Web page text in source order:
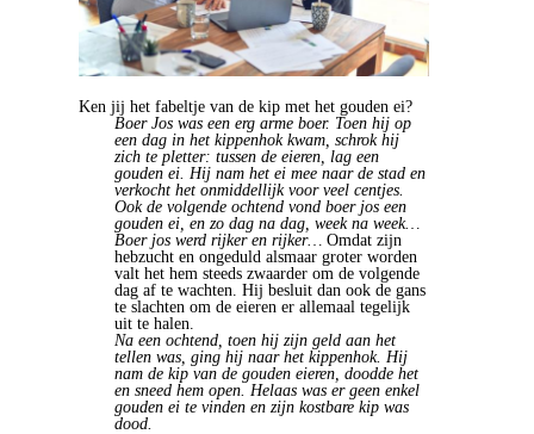
Ken jij het fabeltje van de kip met het gouden ei?
Boer Jos was een erg arme boer. Toen hij op
een dag in het kippenhok kwam, schrok hij
zich te pletter: tussen de eieren, lag een
gouden ei. Hij nam het ei mee naar de stad en
verkocht het onmiddellijk voor veel centjes.
Ook de volgende ochtend vond boer jos een
gouden ei, en zo dag na dag, week na week…
Boer jos werd rijker en rijker… Omdat zijn
hebzucht en ongeduld alsmaar groter worden
valt het hem steeds zwaarder om de volgende
dag af te wachten. Hij besluit dan ook de gans
te slachten om de eieren er allemaal tegelijk
uit te halen.
Na een ochtend, toen hij zijn geld aan het
tellen was, ging hij naar het kippenhok. Hij
nam de kip van de gouden eieren, doodde het
en sneed hem open. Helaas was er geen enkel
gouden ei te vinden en zijn kostbare kip was
dood.